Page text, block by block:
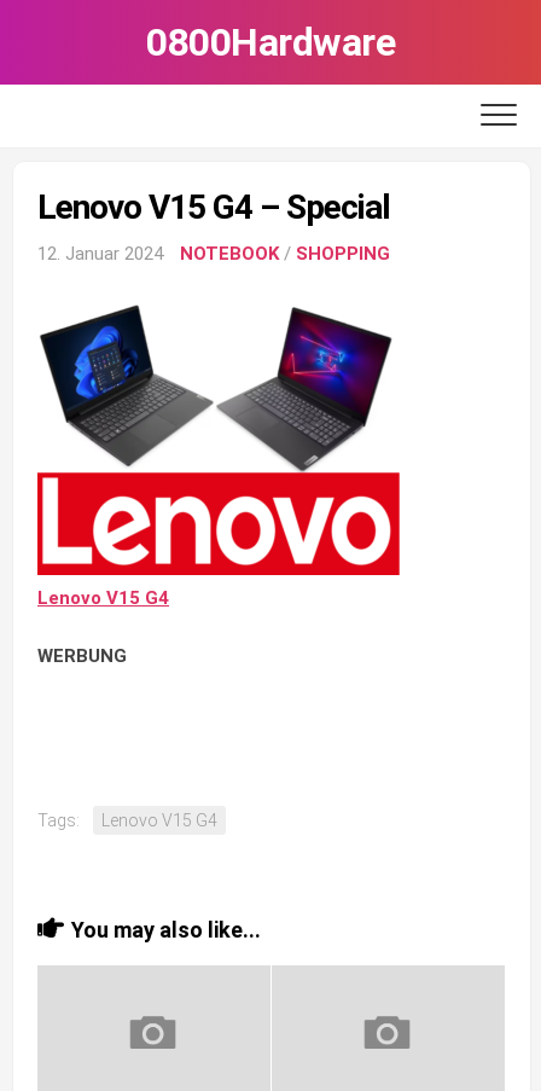
0800Hardware
Lenovo V15 G4 – Special
12. Januar 2024 NOTEBOOK/ SHOPPING
Lenovo V15 G4
WERBUNG
Tags: Lenovo V15 G4
You may also like...